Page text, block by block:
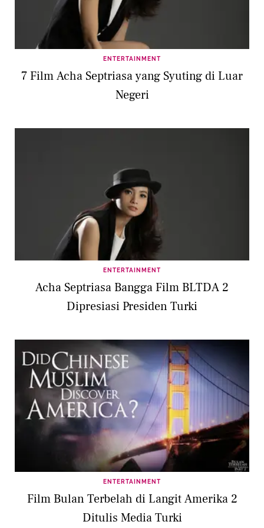
ENTERTAINMENT
7 Film Acha Septriasa yang Syuting di Luar
Negeri
ENTERTAINMENT
Acha Septriasa Bangga Film BLTDA 2
Dipresiasi Presiden Turki
ENTERTAINMENT
Film Bulan Terbelah di Langit Amerika 2
Ditulis Media Turki